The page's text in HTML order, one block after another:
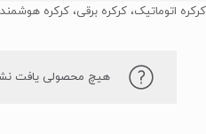
کرکره اتوماتیک، کرکره برقی، کرکره
هیچ محصولی یافت